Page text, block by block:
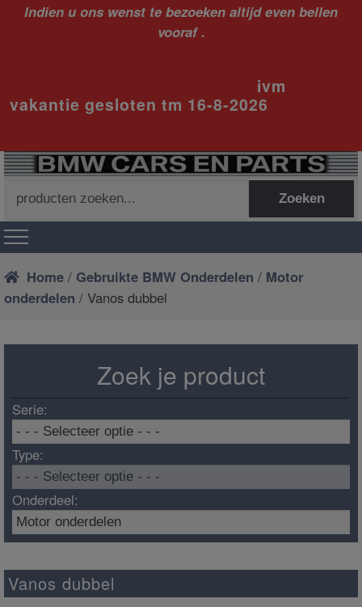
Indien u ons wenst te bezoeken altijd even bellen
vooraf .
ivm
vakantie gesloten tm 16-8-2026
naar:
Zoeken
Home / Gebruikte BMW Onderdelen / Motor
onderdelen / Vanos dubbel
Zoek je product
Serie:
Type:
Onderdeel:
Vanos dubbel